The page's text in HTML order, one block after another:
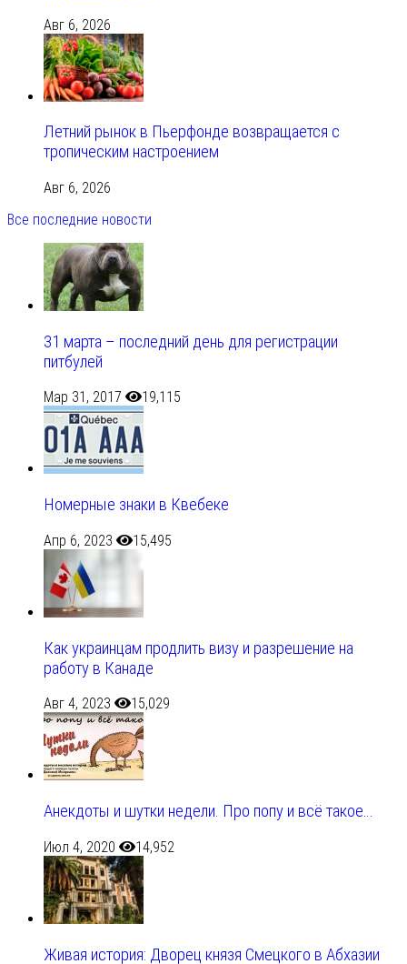
Авг 6, 2026
Летний рынок в Пьерфонде возвращается с
тропическим настроением
Авг 6, 2026
Все последние новости
31 марта – последний день для регистрации
питбулей
Мар 31, 2017 19,115
Номерные знаки в Квебеке
Апр 6, 2023 15,495
Как украинцам продлить визу и разрешение на
работу в Канаде
Авг 4, 2023 15,029
Анекдоты и шутки недели. Про попу и всё такое…
Июл 4, 2020 14,952
Живая история: Дворец князя Смецкого в Абхазии